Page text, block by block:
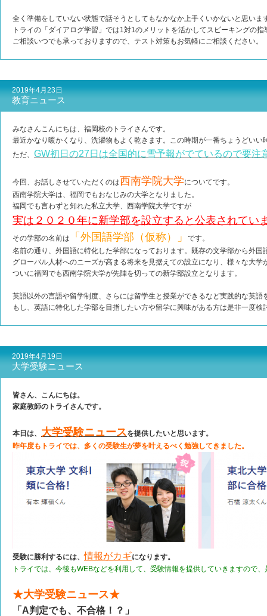
全く準備をしていない状態で話そうとしてもなかなか上手くいかないと思いま
トライの「ダイアログ学習」では1対1のメリットを活かしてスピーキングの
ご相談いつでも承っておりますので、テスト対策もお気軽にご相談ください。
2019年4月23日
教育ニュース
みなさんこんにちは、福岡校のトライさんです。
最近かなり暖かくなり、洗濯物もよく乾きます。この時期が一番ちょうどいい
ただ、 GW初日の27日は全国的に雪予報がでているので要注
今回、お話しさせていただくのは西南学院大学についてです。
西南学院大学は、福岡でもおなじみの大学となりました。
福岡でも言わずと知れた私立大学、西南学院大学ですが
実は２０２０年に新学部を設立すると公表されてい
その学部の名前は 「外国語学部（仮称）」
です。
名前の通り、外国語に特化した学部になっております。既存の文学部から外国
グローバル人材へのニーズが高まる将来を見据えての設立になり、様々な大学
ついに福岡でも西南学院大学が先陣を切っての新学部設立となります。
英語以外の言語や留学制度、さらには留学生と授業ができるなど実践的な英語
もし、英語に特化した学部を目指したい方や留学に興味がある方は是非一度
2019年4月19日
大学受験ニュース
皆さん、こんにちは。
家庭教師のトライさんです。
本日は、 大学受験ニュースを提供したいと思います。
昨年度もトライでは、多くの受験生が夢を叶えるべく勉強してきました。
受験に勝利するには、情報がカギになります。
トライでは、今後もWEBなどを利用して、受験情報を提供していきますので
★大学受験ニュース★
「A判定でも、不合格！？」